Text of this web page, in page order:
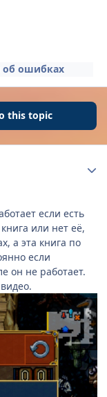
ошибках
this topic
если есть
или нет её,
а эта книга по
если
он не работает.